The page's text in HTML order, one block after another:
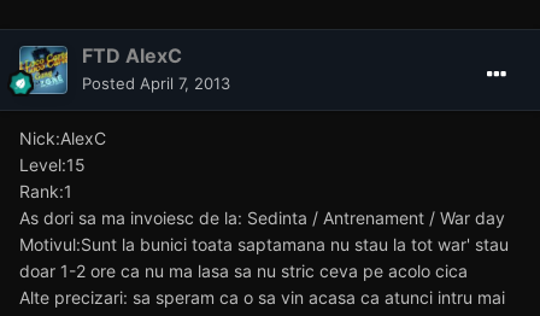
FTD AlexC
Posted April 7, 2013
Nick:AlexC
Level:15
Rank:1
As dori sa ma invoiesc de la: Sedinta / Antrenament / War day
Motivul:Sunt la bunici toata saptamana nu stau la tot war' stau
doar 1-2 ore ca nu ma lasa sa nu stric ceva pe acolo cica
Alte precizari: sa speram ca o sa vin acasa ca atunci intru mai